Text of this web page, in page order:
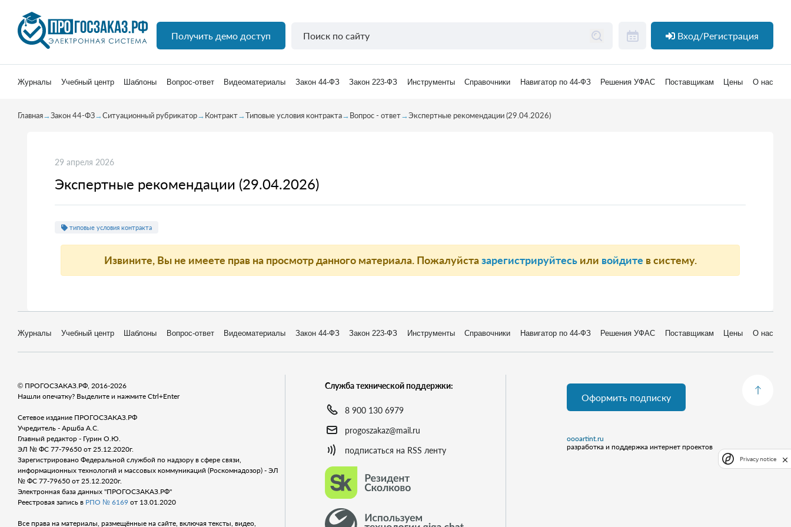
Получить демо доступ Вход/Регистрация
Журналы Учебный центр Шаблоны Вопрос-ответ Видеоматериалы Закон 44-ФЗ Закон 223-ФЗ Инструменты Справочники Навигатор по 44-ФЗ Решения УФАС Поставщикам Цены О нас
Главная→Закон 44-ФЗ→Ситуационный рубрикатор→Контракт→Типовые условия контракта→Вопрос - ответ→Экспертные рекомендации (29.04.2026)
29 апреля 2026
Экспертные рекомендации (29.04.2026)
типовые условия контракта
Извините, Вы не имеете прав на просмотр данного материала. Пожалуйстазарегистрируйтесьили войдите в систему.
Журналы Учебный центр Шаблоны Вопрос-ответ Видеоматериалы Закон 44-ФЗ Закон 223-ФЗ Инструменты Справочники Навигатор по 44-ФЗ Решения УФАС Поставщикам Цены О нас
© ПРОГОСЗАКАЗ.РФ, 2016-2026
Нашли опечатку? Выделите и нажмите Ctrl+Enter
Сетевое издание ПРОГОСЗАКАЗ.РФ
Учредитель - Аршба А.С.
Главный редактор - Гурин О.Ю.
ЭЛ № ФС 77-79650 от 25.12.2020г.
Зарегистрировано Федеральной службой по надзору в сфере связи,
информационных технологий и массовых коммуникаций (Роскомнадозор) - ЭЛ
№ ФС 77-79650 от 25.12.2020г.
Электронная база данных "ПРОГОСЗАКАЗ.РФ"
Реестровая запись в РПО № 6169 от 13.01.2020
Все права на материалы, размещённые на сайте, включая тексты, видео,
Служба технической поддержки:
8 900 130 6979
progoszakaz@mail.ru
подписаться на RSS ленту
Оформить подписку
oooartint.ru
разработка и поддержка интернет проектов
Privacy notice